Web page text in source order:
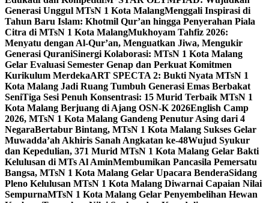
Generasi Unggul MTsN 1 Kota MalangMenggali Inspirasi di
Tahun Baru Islam: Khotmil Qur’an hingga Penyerahan Piala
Citra di MTsN 1 Kota MalangMukhoyam Tahfiz 2026:
Menyatu dengan Al-Qur’an, Menguatkan Jiwa, Mengukir
Generasi QuraniSinergi Kolaborasi: MTsN 1 Kota Malang
Gelar Evaluasi Semester Genap dan Perkuat Komitmen
Kurikulum MerdekaART SPECTA 2: Bukti Nyata MTsN 1
Kota Malang Jadi Ruang Tumbuh Generasi Emas Berbakat
SeniTiga Sesi Penuh Konsentrasi: 15 Murid Terbaik MTsN 1
Kota Malang Berjuang di Ajang OSN-K 2026English Camp
2026, MTsN 1 Kota Malang Gandeng Penutur Asing dari 4
NegaraBertabur Bintang, MTsN 1 Kota Malang Sukses Gelar
Muwadda’ah Akhiris Sanah Angkatan ke-48Wujud Syukur
dan Kepedulian, 371 Murid MTsN 1 Kota Malang Gelar Bakti
Kelulusan di MTs Al AminMembumikan Pancasila Pemersatu
Bangsa, MTsN 1 Kota Malang Gelar Upacara BenderaSidang
Pleno Kelulusan MTsN 1 Kota Malang Diwarnai Capaian Nilai
SempurnaMTsN 1 Kota Malang Gelar Penyembelihan Hewan